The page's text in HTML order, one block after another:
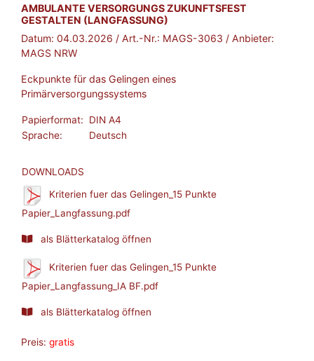
BROSCHÜRE:
AMBULANTE VERSORGUNGS ZUKUNFTSFEST
GESTALTEN (LANGFASSUNG)
Datum: 04.03.2026 / Art.-Nr.: MAGS-3063 / Anbieter:
MAGS NRW
Eckpunkte für das Gelingen eines
Primärversorgungssystems
Papierformat:
DIN A4
Sprache:
Deutsch
DOWNLOADS
Kriterien fuer das Gelingen_15 Punkte
Papier_Langfassung.pdf
als Blätterkatalog öffnen
Kriterien fuer das Gelingen_15 Punkte
Papier_Langfassung_IA BF.pdf
als Blätterkatalog öffnen
Preis: gratis